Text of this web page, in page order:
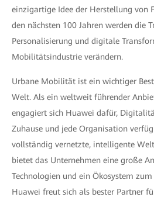
einzigartige Idee der Herstellung von
den nächsten 100 Jahren werden die
Personalisierung und digitale
Mobilitätsindustrie verändern.
Urbane Mobilität ist ein wichtiger
Welt. Als ein weltweit führender
engagiert sich Huawei dafür,
Zuhause und jede Organisation
vollständig vernetzte, intelligente
bietet das Unternehmen eine große
Technologien und ein Ökosystem
Huawei freut sich als bester Partner